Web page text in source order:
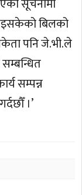
सूचनामा
बिलको
पनि जे.भी.ले
सम्बन्धित
सम्पन्न
।’